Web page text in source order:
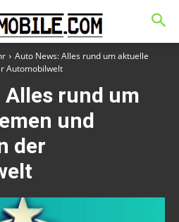
Auto News: Alles rund um aktuelle
Automobilwelt
Alles rund um
und
der